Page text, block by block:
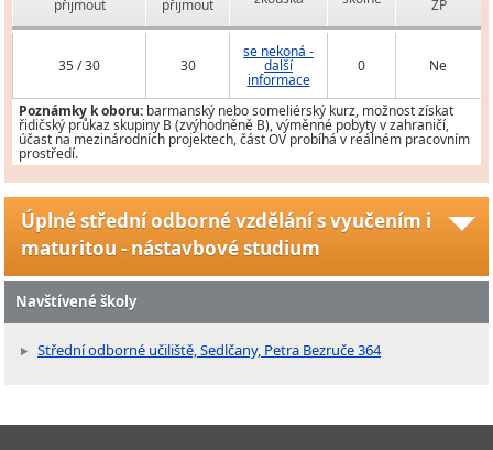
přijmout přijmout ZP
35 / 30 30
se nekoná -
další
informace
0 Ne
Poznámky k oboru: barmanský nebo someliérský kurz, možnost získat
řidičský průkaz skupiny B (zvýhodněně B), výměnné pobyty v zahraničí,
účast na mezinárodních projektech, část OV probíhá v reálném pracovním
prostředí.
Úplné střední odborné vzdělání s vyučením i
maturitou - nástavbové studium
Navštívené školy
Střední odborné učiliště, Sedlčany, Petra Bezruče 364